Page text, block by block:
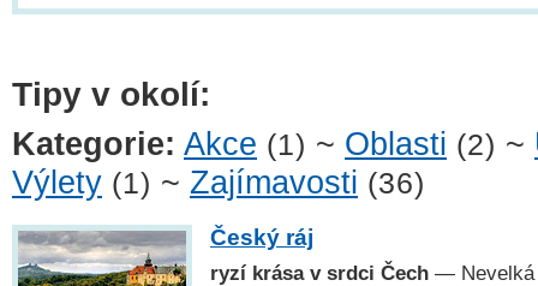
Tipy v okolí:
Kategorie: Akce (1) ~ Oblasti (2) ~
Výlety (1) ~ Zajímavosti (36)
Český ráj
ryzí krása v srdci Čech — Nevelká